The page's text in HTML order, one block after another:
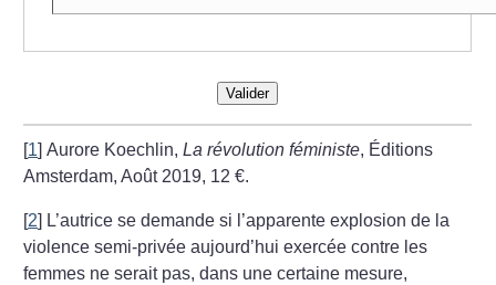
Valider
[1]Aurore Koechlin,La révolution féministe, Éditions
Amsterdam, Août 2019, 12 €.
[2] L’autrice se demande si l’apparente explosion de la
violence semi-privée aujourd’hui exercée contre les
femmes ne serait pas, dans une certaine mesure,